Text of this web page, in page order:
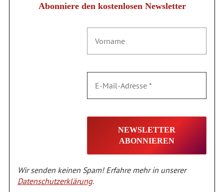
Abonniere den kostenlosen Newsletter
Wir senden keinen Spam! Erfahre mehr in unserer
Datenschutzerklärung.